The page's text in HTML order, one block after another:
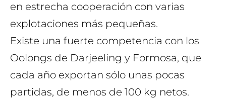
en estrecha cooperación con varias
explotaciones más pequeñas.
Existe una fuerte competencia con los
Oolongs de Darjeeling y Formosa, que
cada año exportan sólo unas pocas
partidas, de menos de 100 kg netos.